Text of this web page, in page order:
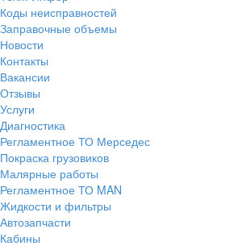
Коды неисправностей
Заправочные объемы
Новости
Контакты
Вакансии
Отзывы
Услуги
Диагностика
Регламентное ТО Мерседес
Покраска грузовиков
Малярные работы
Регламентное ТО MAN
Жидкости и фильтры
Автозапчасти
Кабины